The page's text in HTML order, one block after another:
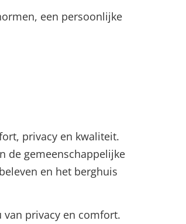
een persoonlijke
privacy en kwaliteit.
de gemeenschappelijke
en het berghuis
van privacy en comfort.